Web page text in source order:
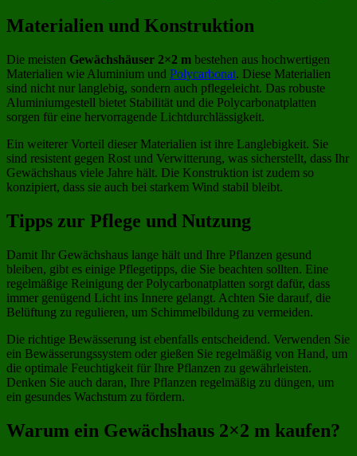
Materialien und Konstruktion
Die meisten Gewächshäuser 2×2 m bestehen aus hochwertigen
Materialien wie Aluminium und Polycarbonat. Diese Materialien
sind nicht nur langlebig, sondern auch pflegeleicht. Das robuste
Aluminiumgestell bietet Stabilität und die Polycarbonatplatten
sorgen für eine hervorragende Lichtdurchlässigkeit.
Ein weiterer Vorteil dieser Materialien ist ihre Langlebigkeit. Sie
sind resistent gegen Rost und Verwitterung, was sicherstellt, dass Ihr
Gewächshaus viele Jahre hält. Die Konstruktion ist zudem so
konzipiert, dass sie auch bei starkem Wind stabil bleibt.
Tipps zur Pflege und Nutzung
Damit Ihr Gewächshaus lange hält und Ihre Pflanzen gesund
bleiben, gibt es einige Pflegetipps, die Sie beachten sollten. Eine
regelmäßige Reinigung der Polycarbonatplatten sorgt dafür, dass
immer genügend Licht ins Innere gelangt. Achten Sie darauf, die
Belüftung zu regulieren, um Schimmelbildung zu vermeiden.
Die richtige Bewässerung ist ebenfalls entscheidend. Verwenden Sie
ein Bewässerungssystem oder gießen Sie regelmäßig von Hand, um
die optimale Feuchtigkeit für Ihre Pflanzen zu gewährleisten.
Denken Sie auch daran, Ihre Pflanzen regelmäßig zu düngen, um
ein gesundes Wachstum zu fördern.
Warum ein Gewächshaus 2×2 m kaufen?